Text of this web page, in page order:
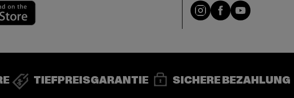
Instagram
FacebookYouTube
TIEFPREISGARANTIE SICHERE BEZAHLUNG